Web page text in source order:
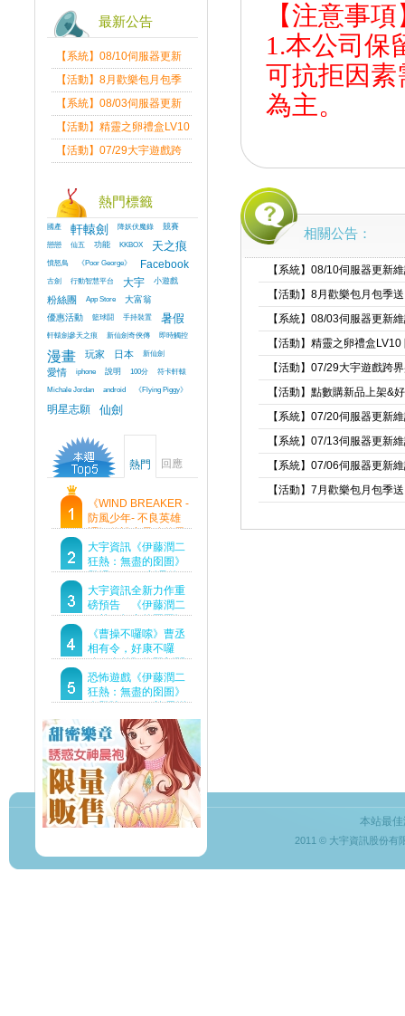
最新公告
【系統】08/10伺服器更新
維護公告
【活動】8月歡樂包月包季
送
【系統】08/03伺服器更新
維護公告
【活動】精靈之卵禮盒LV10
限量發送中
【活動】07/29大宇遊戲跨
熱門標籤
國產 軒轅劍 降妖伏魔錄
競賽
戀戀
仙五 功能 KKBOX 天之痕
憤怒鳥 《Poor George》 Facebook
古劍 行動智慧平台 大宇 小遊戲
粉絲團 App Store
大富翁
優惠活動
籃球鬪 手持裝置 暑假
軒轅劍參天之痕 新仙劍奇俠傳 即時觸控
漫畫 玩家 日本 新仙劍
愛情 iphone 說明 100分
符卡軒轅
Michale Jordan
android 《Flying Piggy》
明星志願 仙劍
熱門 回應
《WIND BREAKER -
防風少年- 不良英雄
譚》傳說中最強的男
人現身！即將顛覆風
鈴高中！
大宇資訊《伊藤潤二
狂熱：無盡的囹圄》
登場 Steam 新品節
首支預告片及遊戲
Demo重磅釋出
大宇資訊全新力作重
磅預告 《伊藤潤二
狂熱：無盡的囹圄》
驚悚亮相 ！伊藤潤二
恐怖世界首度進軍
Steam
《曹操不囉嗦》曹丞
相有令，好康不囉
嗦！事前預約即刻開
跑！
恐怖遊戲《伊藤潤二
狂熱：無盡的囹圄》
今登陸Steam 詭異洋
樓開啟 同步釋出最新
預告片
【注意事項
1.本公司保
可抗拒因
為主。
相關公告：
【系統】08/10伺服器更新
【活動】8月歡樂包月包季送
【系統】08/03伺服器更新
【活動】精靈之卵禮盒
【活動】07/29大宇遊戲跨
【活動】點數購新品上架&
【系統】07/20伺服器更新
【系統】07/13伺服器更新
【系統】07/06伺服器更新
【活動】7月歡樂包月包季送
本站最
2011 © 大宇資訊股份有